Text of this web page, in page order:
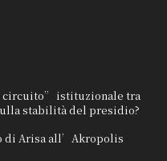
circuito” istituzionale tra
stabilità del presidio?
di Arisa all’Akropolis